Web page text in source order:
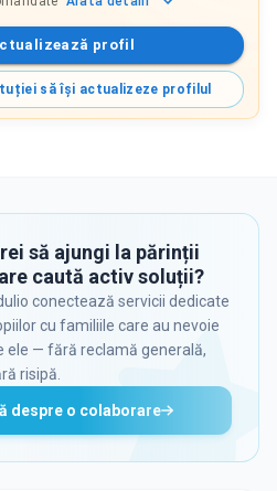
profil
să își actualizeze profilul
să ajungi la părinții
caută activ soluții?
conectează servicii dedicate
cu familiile care au nevoie
ele — fără reclamă generală,
risipă.
despre o colaborare